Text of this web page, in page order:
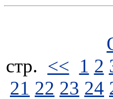
стp. << 1 2
21 22 23 24